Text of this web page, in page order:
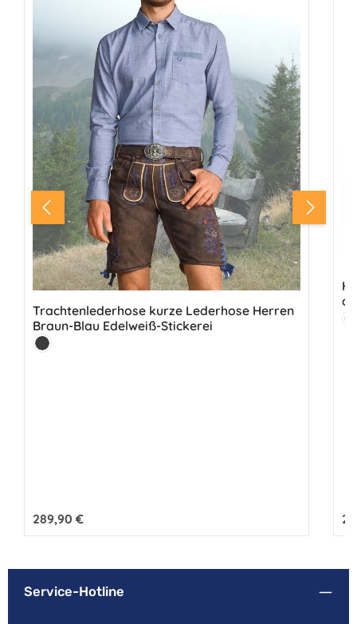
Trachtenlederhose kurze Lederhose Herren
Braun-Blau Edelweiß-Stickerei
Farbe:
Antik
Regulärer Preis:
289,90 €
Service-Hotline